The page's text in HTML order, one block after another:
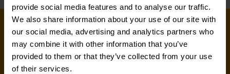
provide social media features and to analyse our traffic.
We also share information about your use of our site with
our social media, advertising and analytics partners who
may combine it with other information that you’ve
provided to them or that they’ve collected from your use
of their services.
NEEM CONTACT OP
Hoe ver zou een aanvaller in je
netwerk kunnen doordringen?